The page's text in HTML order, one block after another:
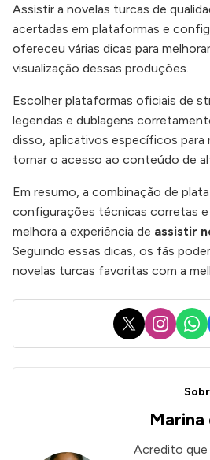
Assistir a novelas turcas de
acertadas em plataformas e
ofereceu várias dicas para
visualização dessas produções.
Escolher plataformas oficiais de
legendas e dublagens
disso, aplicativos específicos para
tornar o acesso ao conteúdo de
Em resumo, a combinação de
configurações técnicas corretas
melhora a experiência de assistir
Seguindo essas dicas, os fãs
novelas turcas favoritas com a
X Instagram
Marina
Acredito